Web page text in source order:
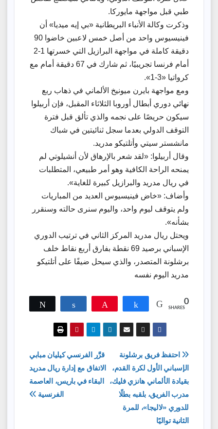
طبي قبل مواجهة مايوركا.
وذكرت وكالة الأنباء البريطانية «بي إيه ميديا» أن
فينيسيوس واحد من أصل خمس لاعبين خاضوا 90
دقيقة كاملة في مواجهة البرازيل التي خسرتها 1-2
أمام فرنسا تجريبيًا، ثم شارك في 67 دقيقة أمام مع
كرواتيا «3-1».
ومع مواجهة بايرن ميونيخ الألماني في ذهاب ربع
نهائي دوري أبطال أوروبا الثلاثاء المقبل، فإن أربيلوا
سيكون حريصًا على نجمه والذي تألق قبل فترة
التوقف الدولي بعدما سجل ثنائيتين في شباك
مانشستر سيتي وأتلتيكو مدريد.
وقال أربيلوا: «لقد شعر بالإرهاق لأن أنشيلوتي لم
يمنحه الراحة الكافية وهو أمر طبيعي، المتطلبات
في ريال مدريد والبرازيل كبيرة للغاية».
وأضاف: «خاض فينيسيوس العديد من المباريات
ولم يتوقف ليوم واحد، واليوم سنرى حالته وسنقرر
بشأنه».
ويحتل ريال مدريد المركز الثاني في ترتيب الدوري
الإسباني برصيد 69 نقطة بفارق أربع نقاط خلف
برشلونة المتصدر، والذي سيحل ضيفًا على أتلتيكو
مدريد اليوم نفسه
Share 0
SHARES
تصفّح
المقالات
قرَّر الفرنسي كيليان مبابي
الاتفاق مع إدارة ريال مدريد
البقاء في باريس، العاصمة
الفرنسية
احتفظ فريق برشلونة
الإسباني الأول لكرة القدم،
بقيادة الألماني هانزي فليك،
مدرب الفريق، بلقبه بطلًا
للدوري «لاليجا»، للمرة
الثانية تواليًا